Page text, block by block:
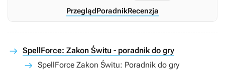
PrzeglądPoradnikRecenzja
SpellForce: Zakon Świtu - poradnik do gry
SpellForce Zakon Świtu: Poradnik do gry